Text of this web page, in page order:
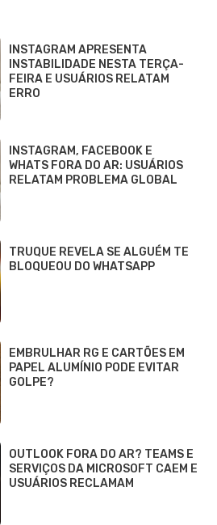
INSTAGRAM APRESENTA
INSTABILIDADE NESTA TERÇA-
FEIRA E USUÁRIOS RELATAM
ERRO
INSTAGRAM, FACEBOOK E
WHATS FORA DO AR: USUÁRIOS
RELATAM PROBLEMA GLOBAL
TRUQUE REVELA SE ALGUÉM TE
BLOQUEOU DO WHATSAPP
EMBRULHAR RG E CARTÕES EM
PAPEL ALUMÍNIO PODE EVITAR
GOLPE?
OUTLOOK FORA DO AR? TEAMS E
SERVIÇOS DA MICROSOFT CAEM E
USUÁRIOS RECLAMAM